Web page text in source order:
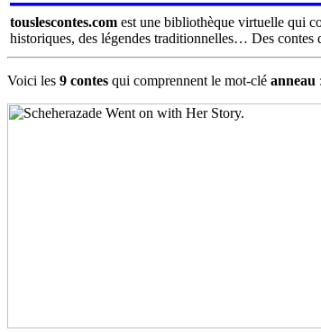
touslescontes.com est une bibliothèque virtuelle qui
historiques, des légendes traditionnelles… Des
Voici les 9 contes qui comprennent le mot-clé anneau :